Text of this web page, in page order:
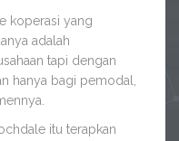
koperasi yang
adalah
tapi dengan
hanya bagi pemodal,
itu terapkan